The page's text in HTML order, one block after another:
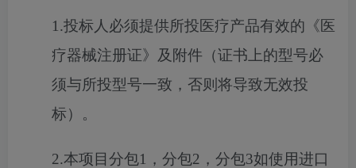
1.投标人必须提供所投医疗产品有效的《医
疗器械注册证》及附件（证书上的型号必
须与所投型号一致，否则将导致无效投
标）。
2.本项目分包1，分包2，分包3如使用进口